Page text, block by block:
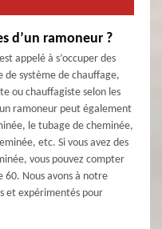
d’un ramoneur ?
appelé à s’occuper des
système de chauffage,
ou chauffagiste selon les
ramoneur peut également
le tubage de cheminée,
etc. Si vous avez des
vous pouvez compter
60. Nous avons à notre
et expérimentés pour